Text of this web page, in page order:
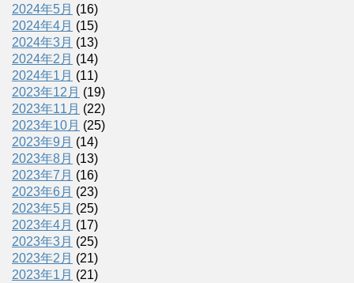
2024年5月 (16)
2024年4月 (15)
2024年3月 (13)
2024年2月 (14)
2024年1月 (11)
2023年12月 (19)
2023年11月 (22)
2023年10月 (25)
2023年9月 (14)
2023年8月 (13)
2023年7月 (16)
2023年6月 (23)
2023年5月 (25)
2023年4月 (17)
2023年3月 (25)
2023年2月 (21)
2023年1月 (21)